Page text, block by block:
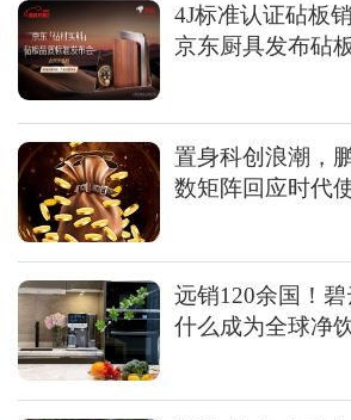
4J标准认证砧板
京东厨具发布砧
置身科创浪潮，
数矩阵回应时代
远销120余国！
什么成为全球净